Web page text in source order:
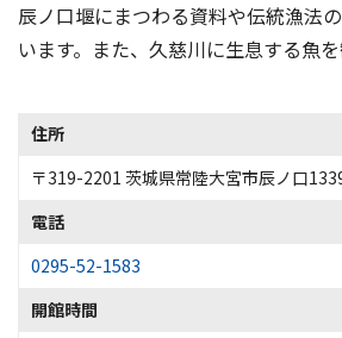
辰ノ口堰にまつわる資料や伝統漁法
います。また、久慈川に生息する魚を
住所
〒319-2201 茨城県常陸大宮市辰ノ口
電話
0295-52-1583
開館時間